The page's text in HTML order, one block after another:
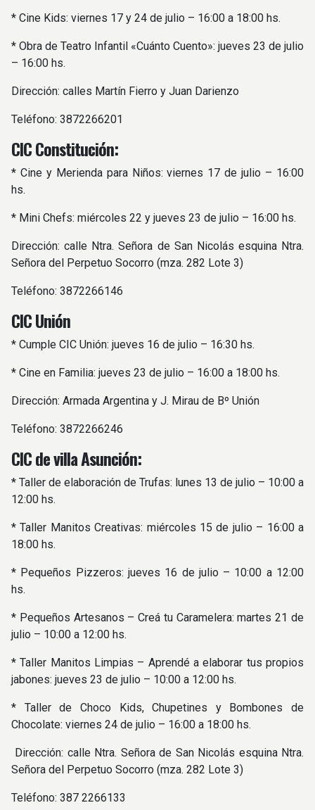
* Cine Kids: viernes 17 y 24 de julio – 16:00 a 18:00 hs.
* Obra de Teatro Infantil «Cuánto Cuento»: jueves 23 de julio
– 16:00 hs.
Dirección: calles Martín Fierro y Juan Darienzo
Teléfono: 3872266201
CIC Constitución:
* Cine y Merienda para Niños: viernes 17 de julio – 16:00
hs.
* Mini Chefs: miércoles 22 y jueves 23 de julio – 16:00 hs.
Dirección: calle Ntra. Señora de San Nicolás esquina Ntra.
Señora del Perpetuo Socorro (mza. 282 Lote 3)
Teléfono: 3872266146
CIC Unión
* Cumple CIC Unión: jueves 16 de julio – 16:30 hs.
* Cine en Familia: jueves 23 de julio – 16:00 a 18:00 hs.
Dirección: Armada Argentina y J. Mirau de Bº Unión
Teléfono: 3872266246
CIC de villa Asunción:
* Taller de elaboración de Trufas: lunes 13 de julio – 10:00 a
12:00 hs.
* Taller Manitos Creativas: miércoles 15 de julio – 16:00 a
18:00 hs.
* Pequeños Pizzeros: jueves 16 de julio – 10:00 a 12:00
hs.
* Pequeños Artesanos – Creá tu Caramelera: martes 21 de
julio – 10:00 a 12:00 hs.
* Taller Manitos Limpias – Aprendé a elaborar tus propios
jabones: jueves 23 de julio – 10:00 a 12:00 hs.
* Taller de Choco Kids, Chupetines y Bombones de
Chocolate: viernes 24 de julio – 16:00 a 18:00 hs.
Dirección: calle Ntra. Señora de San Nicolás esquina Ntra.
Señora del Perpetuo Socorro (mza. 282 Lote 3)
Teléfono: 387 2266133